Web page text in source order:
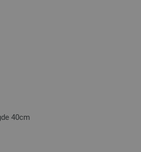
40cm